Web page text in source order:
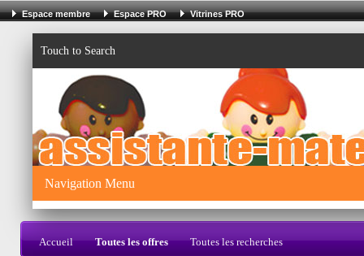
Espace membre Espace PRO Vitrines PRO
Touch to Search
Navigation Menu
Accueil Toutes les offres Toutes les recherches